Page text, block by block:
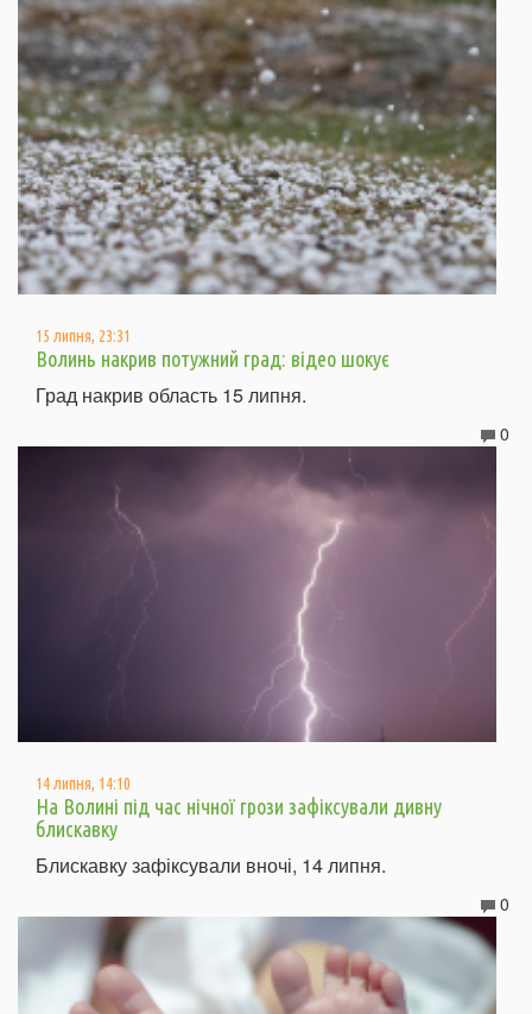
15 липня, 23:31
Волинь накрив потужний град: відео шокує
Град накрив область 15 липня.
0
14 липня, 14:10
На Волині під час нічної грози зафіксували дивну
блискавку
Блискавку зафіксували вночі, 14 липня.
0